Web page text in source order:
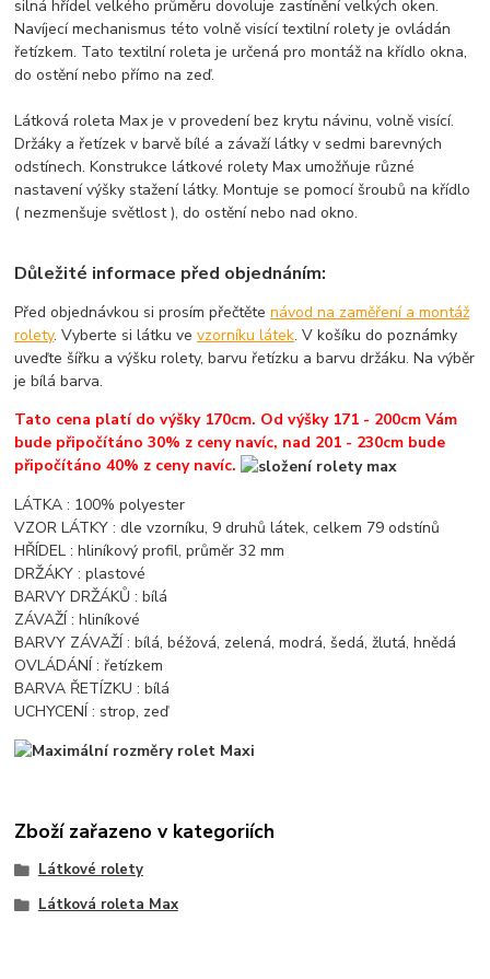
silná hřídel velkého průměru dovoluje zastínění velkých oken.
Navíjecí mechanismus této volně visící textilní rolety je ovládán
řetízkem. Tato textilní roleta je určená pro montáž na křídlo okna,
do ostění nebo přímo na zeď.
Látková roleta Max je v provedení bez krytu návinu, volně visící.
Držáky a řetízek v barvě bílé a závaží látky v sedmi barevných
odstínech. Konstrukce látkové rolety Max umožňuje různé
nastavení výšky stažení látky. Montuje se pomocí šroubů na křídlo
( nezmenšuje světlost ), do ostění nebo nad okno.
Důležité informace před objednáním:
Před objednávkou si prosím přečtětenávod na zaměření a montáž
rolety. Vyberte si látku vevzorníku látek. V košíku do poznámky
uveďte šířku a výšku rolety, barvu řetízku a barvu držáku. Na výběr
je bílá barva.
Tato cena platí do výšky 170cm. Od výšky 171 - 200cm Vám
bude připočítáno 30% z ceny navíc, nad 201 - 230cm bude
připočítáno 40% z ceny navíc.
LÁTKA : 100% polyester
VZOR LÁTKY : dle vzorníku, 9 druhů látek, celkem 79 odstínů
HŘÍDEL : hliníkový profil, průměr 32 mm
DRŽÁKY : plastové
BARVY DRŽÁKŮ : bílá
ZÁVAŽÍ : hliníkové
BARVY ZÁVAŽÍ : bílá, béžová, zelená, modrá, šedá, žlutá, hnědá
OVLÁDÁNÍ : řetízkem
BARVA ŘETÍZKU : bílá
UCHYCENÍ : strop, zeď
Zboží zařazeno v kategoriích
Látkové rolety
Látková roleta Max